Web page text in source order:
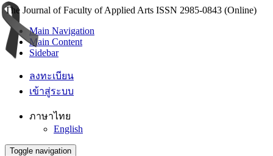
The Journal of Faculty of Applied Arts ISSN 2985-0843 (Online)
Main Navigation
Main Content
Sidebar
ลงทะเบียน
เข้าสู่ระบบ
ภาษาไทย
English
Toggle navigation